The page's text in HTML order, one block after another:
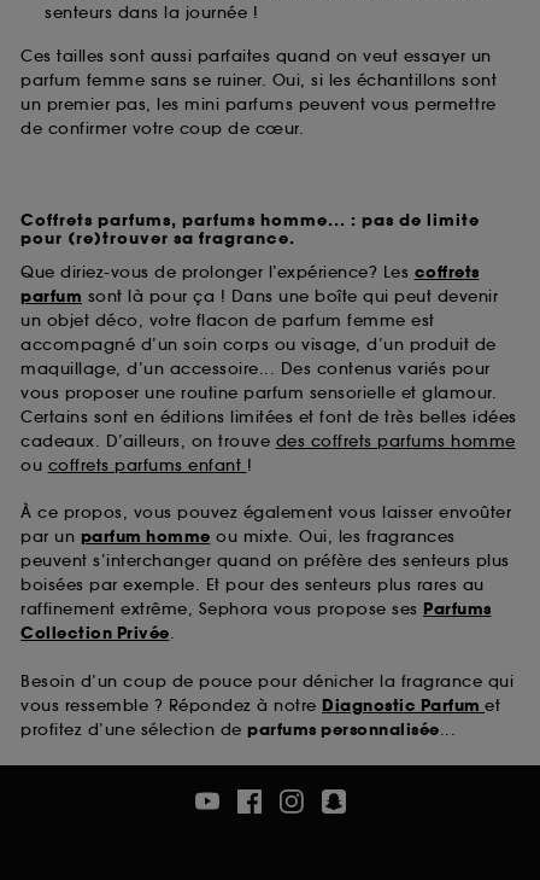
senteurs dans la journée !
Ces tailles sont aussi parfaites quand on veut essayer un
parfum femme sans se ruiner. Oui, si les échantillons sont
un premier pas, les mini parfums peuvent vous permettre
de confirmer votre coup de cœur.
Coffrets parfums, parfums homme... : pas de limite
pour (re)trouver sa fragrance.
Que diriez-vous de prolonger l’expérience? Les coffrets
parfum sont là pour ça ! Dans une boîte qui peut devenir
un objet déco, votre flacon de parfum femme est
accompagné d’un soin corps ou visage, d’un produit de
maquillage, d’un accessoire... Des contenus variés pour
vous proposer une routine parfum sensorielle et glamour.
Certains sont en éditions limitées et font de très belles idées
cadeaux. D’ailleurs, on trouve des coffrets parfums homme
ou coffrets parfums enfant !
À ce propos, vous pouvez également vous laisser envoûter
par un parfum homme ou mixte. Oui, les fragrances
peuvent s’interchanger quand on préfère des senteurs plus
boisées par exemple. Et pour des senteurs plus rares au
raffinement extrême, Sephora vous propose ses Parfums
Collection Privée.
Besoin d’un coup de pouce pour dénicher la fragrance qui
vous ressemble ? Répondez à notre Diagnostic Parfum et
profitez d’une sélection de parfums personnalisée...